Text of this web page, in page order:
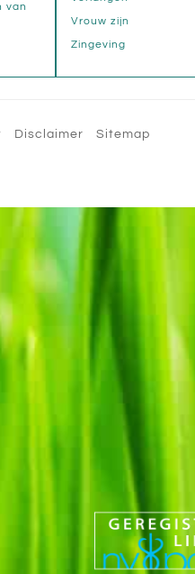
van
Vrouw zijn
Zingeving
Disclaimer Sitemap